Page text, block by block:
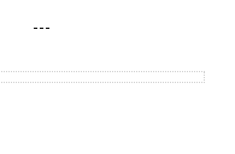
---